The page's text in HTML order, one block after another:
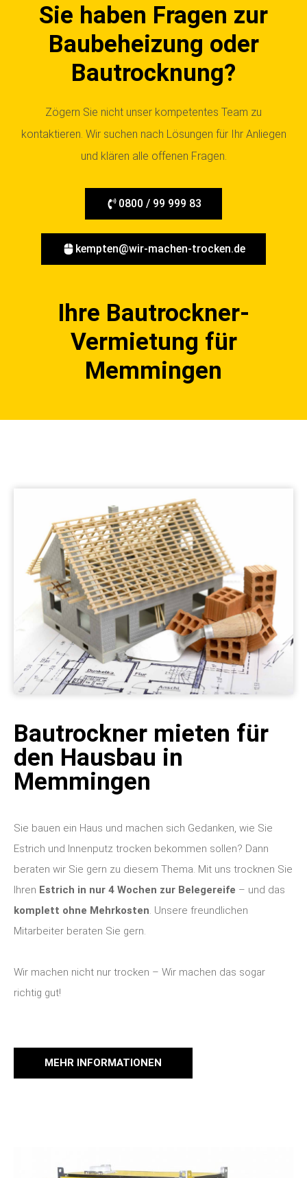
Sie haben Fragen zur
Baubeheizung oder
Bautrocknung?
Zögern Sie nicht unser kompetentes Team zu
kontaktieren. Wir suchen nach Lösungen für Ihr Anliegen
und klären alle offenen Fragen.
0800 / 99 999 83
kempten@wir-machen-trocken.de
Ihre Bautrockner-
Vermietung für
Memmingen
Bautrockner mieten für
den Hausbau in
Memmingen
Sie bauen ein Haus und machen sich Gedanken, wie Sie
Estrich und Innenputz trocken bekommen sollen? Dann
beraten wir Sie gern zu diesem Thema. Mit uns trocknen Sie
Ihren Estrich in nur 4 Wochen zur Belegereife – und das
komplett ohne Mehrkosten. Unsere freundlichen
Mitarbeiter beraten Sie gern.
Wir machen nicht nur trocken – Wir machen das sogar
richtig gut!
MEHR INFORMATIONEN